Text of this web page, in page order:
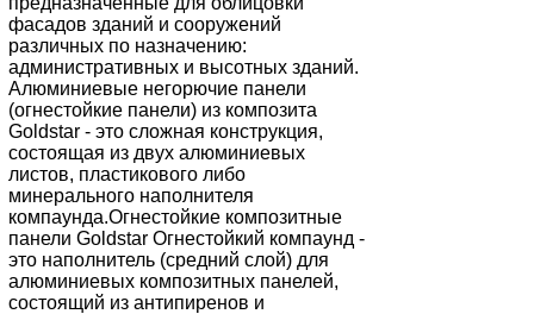
фасадов зданий и сооружений
различных по назначению:
административных и высотных зданий.
Алюминиевые негорючие панели
(огнестойкие панели) из композита
Goldstar - это сложная конструкция,
состоящая из двух алюминиевых
листов, пластикового либо
минерального наполнителя
компаунда.Огнестойкие композитные
панели Goldstar Огнестойкий компаунд -
это наполнитель (средний слой) для
алюминиевых композитных панелей,
состоящий из антипиренов и